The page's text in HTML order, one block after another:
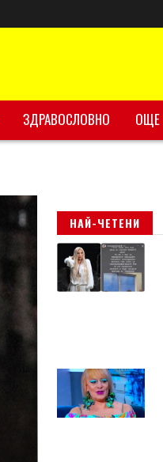
ЗДРАВОСЛОВНО ОЩЕ
НАЙ-ЧЕТЕНИ